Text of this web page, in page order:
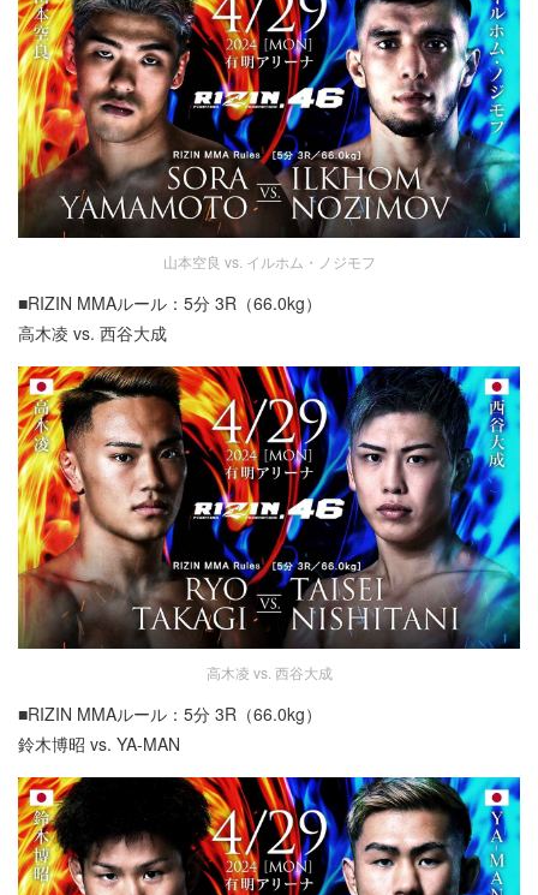
山本空良 vs. イルホム・ノジモフ
■RIZIN MMAルール：5分 3R（66.0kg）
高木凌 vs. 西谷大成
高木凌 vs. 西谷大成
■RIZIN MMAルール：5分 3R（66.0kg）
鈴木博昭 vs. YA-MAN